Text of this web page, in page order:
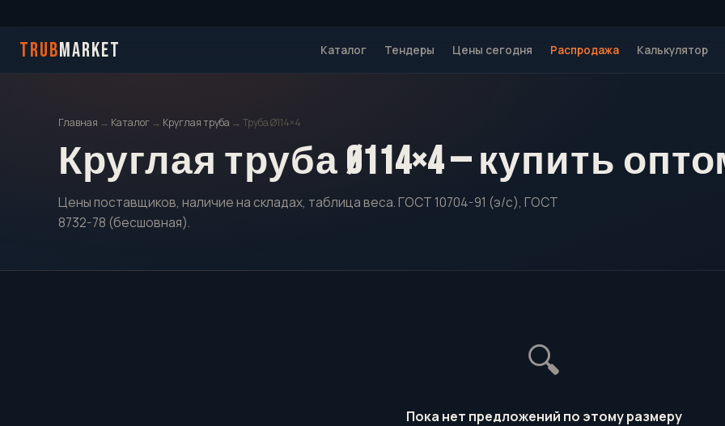
TRUBMARKET Каталог Тендеры Цены сегодня Распродажа Калькулятор
Главная → Каталог → Круглая труба → Труба Ø114×4
Круглая труба Ø114×4 — купить
Цены поставщиков, наличие на складах, таблица веса. ГОСТ 10704-91 (э/с), ГОСТ
8732-78 (бесшовная).
🔍
Пока нет предложений по этому размеру